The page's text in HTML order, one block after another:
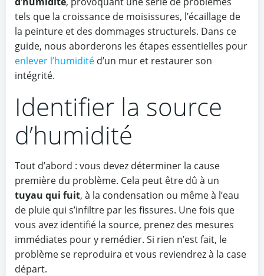
tels que la croissance de moisissures, l’écaillage de
la peinture et des dommages structurels. Dans ce
guide, nous aborderons les étapes essentielles pour
enlever l’humidité d’un mur et restaurer son
intégrité.
Identifier la source
d’humidité
Tout d’abord : vous devez déterminer la cause
première du problème. Cela peut être dû à un
tuyau qui fuit, à la condensation ou même à l’eau
de pluie qui s’infiltre par les fissures. Une fois que
vous avez identifié la source, prenez des mesures
immédiates pour y remédier. Si rien n’est fait, le
problème se reproduira et vous reviendrez à la case
départ.